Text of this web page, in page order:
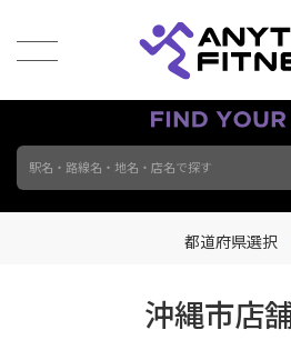
駅名・路線名・地名・店名で探す
都道府県選択
沖縄市店